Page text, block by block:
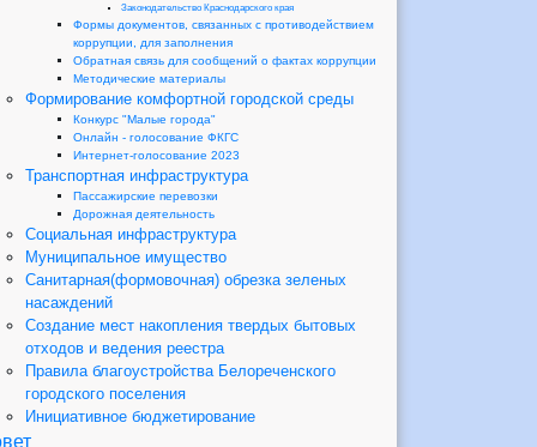
Законодательство Краснодарского края
Формы документов, связанных с противодействием
коррупции, для заполнения
Обратная связь для сообщений о фактах коррупции
Методические материалы
Формирование комфортной городской среды
Конкурс "Малые города"
Онлайн - голосование ФКГС
Интернет-голосование 2023
Транспортная инфраструктура
Пассажирские перевозки
Дорожная деятельность
Социальная инфраструктура
Муниципальное имущество
Санитарная(формовочная) обрезка зеленых
насаждений
Создание мест накопления твердых бытовых
отходов и ведения реестра
Правила благоустройства Белореченского
городского поселения
Инициативное бюджетирование